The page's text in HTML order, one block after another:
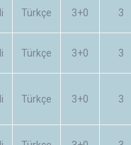
Türkçe 3+0 3
Türkçe 3+0 3
Türkçe 3+0 3